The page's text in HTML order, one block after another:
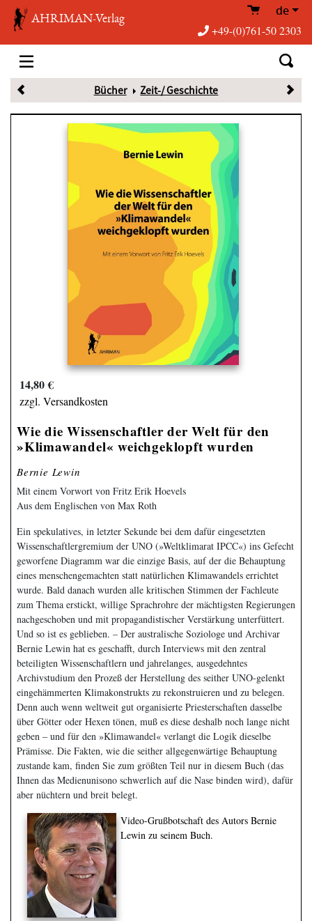
AHRIMAN-Verlag de
+49-(0)761-50 2303
Bücher Zeit-/ Geschichte
14,80 €
zzgl. Versandkosten
Wie die Wissenschaftler der Welt für den
»Klimawandel« weichgeklopft wurden
Bernie Lewin
Mit einem Vorwort von Fritz Erik Hoevels
Aus dem Englischen von Max Roth
Ein spekulatives, in letzter Sekunde bei dem dafür eingesetzten
Wissenschaftlergremium der UNO (»Weltklimarat IPCC«) ins Gefecht
geworfene Diagramm war die einzige Basis, auf der die Behauptung
eines menschengemachten statt natürlichen Klimawandels errichtet
wurde. Bald danach wurden alle kritischen Stimmen der Fachleute
zum Thema erstickt, willige Sprachrohre der mächtigsten Regierungen
nachgeschoben und mit propagandistischer Verstärkung unterfüttert.
Und so ist es geblieben. – Der australische Soziologe und Archivar
Bernie Lewin hat es geschafft, durch Interviews mit den zentral
beteiligten Wissenschaftlern und jahrelanges, ausgedehntes
Archivstudium den Prozeß der Herstellung des seither UNO-gelenkt
eingehämmerten Klimakonstrukts zu rekonstruieren und zu belegen.
Denn auch wenn weltweit gut organisierte Priesterschaften dasselbe
über Götter oder Hexen tönen, muß es diese deshalb noch lange nicht
geben – und für den »Klimawandel« verlangt die Logik dieselbe
Prämisse. Die Fakten, wie die seither allgegenwärtige Behauptung
zustande kam, finden Sie zum größten Teil nur in diesem Buch (das
Ihnen das Medienunisono schwerlich auf die Nase binden wird), dafür
aber nüchtern und breit belegt.
Video-Grußbotschaft des Autors Bernie
Lewin zu seinem Buch.